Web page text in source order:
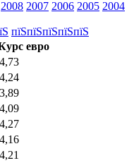
2008 2007 2006 2005 2004
пїЅпїЅпїЅпїЅпїЅ
евро